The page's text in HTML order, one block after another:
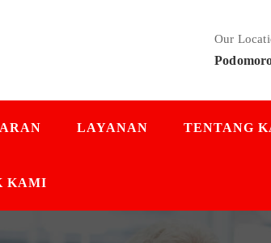
Our
LAYANAN TENTANG
KAMI